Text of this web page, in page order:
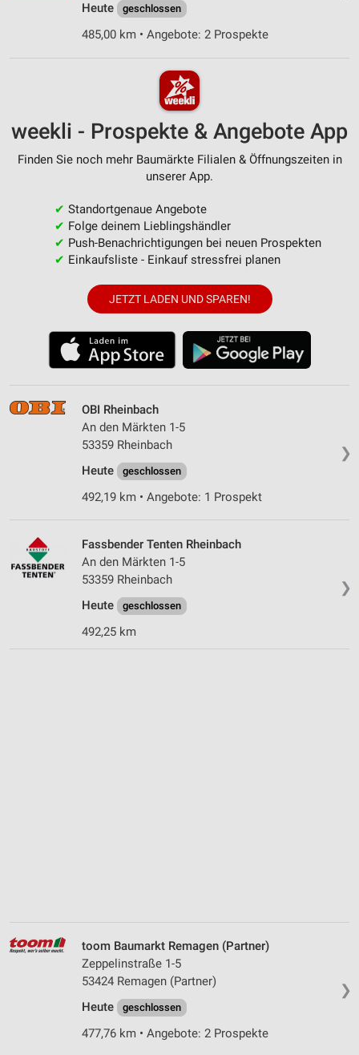
Heute
geschlossen
485,00 km • Angebote: 2 Prospekte
weekli - Prospekte & Angebote App
Finden Sie noch mehr Baumärkte Filialen & Öffnungszeiten in
unserer App.
✔ Standortgenaue Angebote
✔ Folge deinem Lieblingshändler
✔ Push-Benachrichtigungen bei neuen Prospekten
✔ Einkaufsliste - Einkauf stressfrei planen
JETZT LADEN UND SPAREN!
❯
OBI Rheinbach
An den Märkten 1-5
53359 Rheinbach
Heute
geschlossen
492,19 km • Angebote: 1 Prospekt
❯
Fassbender Tenten Rheinbach
An den Märkten 1-5
53359 Rheinbach
Heute
geschlossen
492,25 km
❯
toom Baumarkt Remagen (Partner)
Zeppelinstraße 1-5
53424 Remagen (Partner)
Heute
geschlossen
477,76 km • Angebote: 2 Prospekte